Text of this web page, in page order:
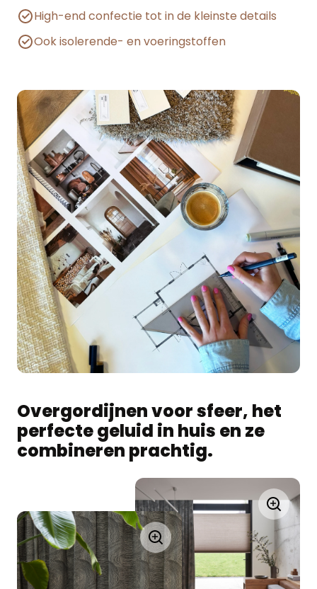
High-end confectie tot in de kleinste details
Ook isolerende- en voeringstoffen
Overgordijnen voor sfeer, het
perfecte geluid in huis en ze
combineren prachtig.